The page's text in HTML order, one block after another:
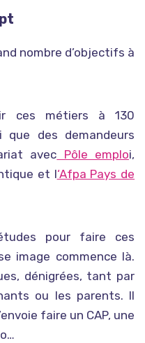
nombre d’objectifs à
ces métiers à 130
que des demandeurs
avec Pôle emploi,
et l‘Afpa Pays de
pour faire ces
image commence là.
dénigrées, tant par
ou les parents. Il
faire un CAP, une